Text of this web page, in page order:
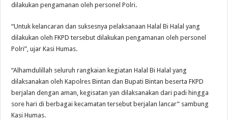
dilakukan pengamanan oleh personel Polri.
“Untuk kelancaran dan suksesnya pelaksanaan Halal Bi Halal yang
dilakukan oleh FKPD tersebut dilakukan pengamanan oleh personel
Polri”, ujar Kasi Humas.
“Alhamdulillah seluruh rangkaian kegiatan Halal Bi Halal yang
dilaksanakan oleh Kapolres Bintan dan Bupati Bintan beserta FKPD
berjalan dengan aman, kegisatan yan dilaksanakan dari padi hingga
sore hari di berbagai kecamatan tersebut berjalan lancar” sambung
Kasi Humas.